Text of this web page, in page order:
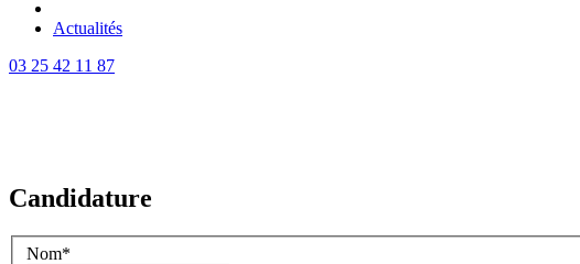
Actualités
03 25 42 11 87
Candidature
Nom*